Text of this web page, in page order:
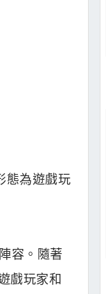
態為遊戲玩
容。隨著
戲玩家和